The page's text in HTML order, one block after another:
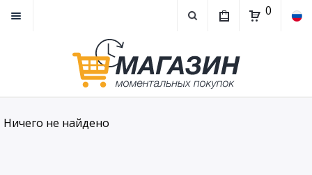
0
Ничего не найдено